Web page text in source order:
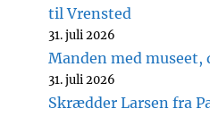
til Vrensted
31. juli 2026
Manden med museet,
31. juli 2026
Skrædder Larsen fra